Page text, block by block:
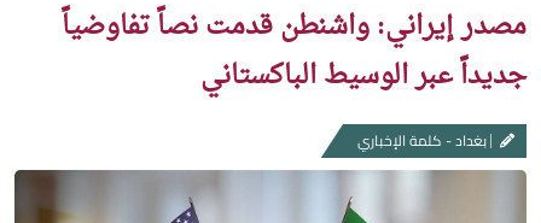
مصدر إيراني: واشنطن قدمت نصاً تفاوضياً
جديداً عبر الوسيط الباكستاني
بغداد - كلمة الإخباري